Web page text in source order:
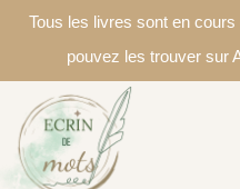
Tous les livres sont en
pouvez les trouver sur
contenu